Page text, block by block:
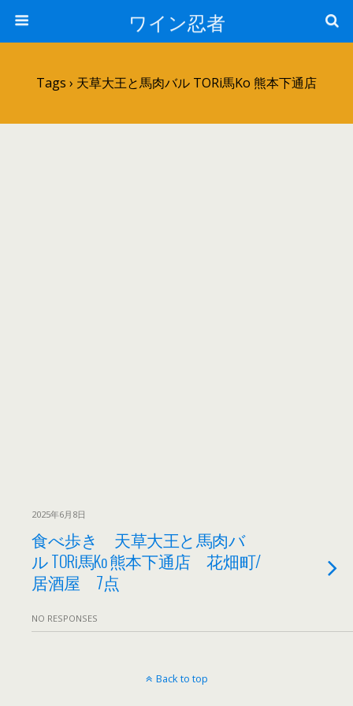
ワイン忍者
Tags › 天草大王と馬肉バル TORi馬Ko 熊本下通店
2025年6月8日
食べ歩き 天草大王と馬肉バ
ル TORi馬Ko 熊本下通店 花畑町/
居酒屋 7点
NO RESPONSES
Back to top